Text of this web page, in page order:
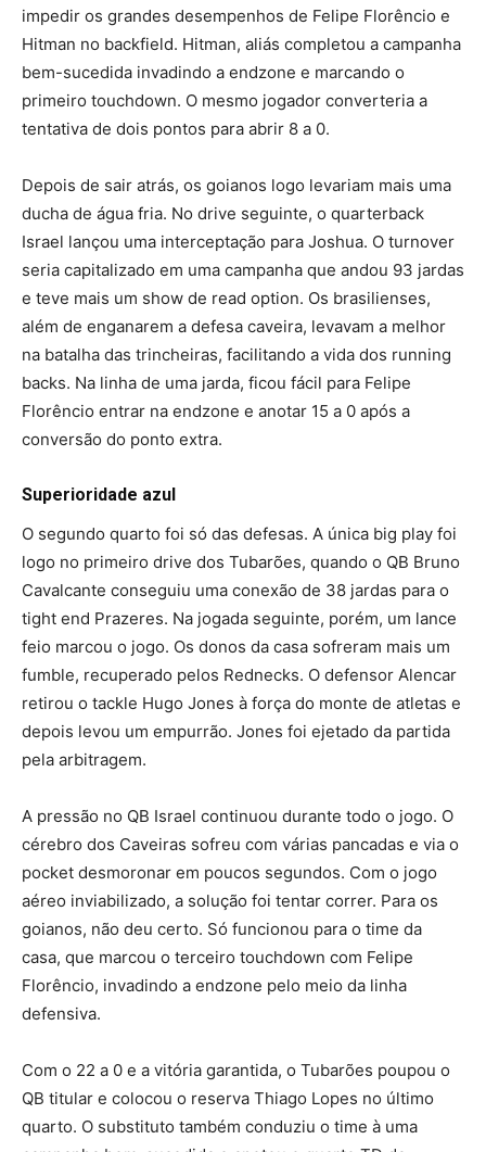
impedir os grandes desempenhos de Felipe Florêncio e
Hitman no backfield. Hitman, aliás completou a campanha
bem-sucedida invadindo a endzone e marcando o
primeiro touchdown. O mesmo jogador converteria a
tentativa de dois pontos para abrir 8 a 0.
Depois de sair atrás, os goianos logo levariam mais uma
ducha de água fria. No drive seguinte, o quarterback
Israel lançou uma interceptação para Joshua. O turnover
seria capitalizado em uma campanha que andou 93 jardas
e teve mais um show de read option. Os brasilienses,
além de enganarem a defesa caveira, levavam a melhor
na batalha das trincheiras, facilitando a vida dos running
backs. Na linha de uma jarda, ficou fácil para Felipe
Florêncio entrar na endzone e anotar 15 a 0 após a
conversão do ponto extra.
Superioridade azul
O segundo quarto foi só das defesas. A única big play foi
logo no primeiro drive dos Tubarões, quando o QB Bruno
Cavalcante conseguiu uma conexão de 38 jardas para o
tight end Prazeres. Na jogada seguinte, porém, um lance
feio marcou o jogo. Os donos da casa sofreram mais um
fumble, recuperado pelos Rednecks. O defensor Alencar
retirou o tackle Hugo Jones à força do monte de atletas e
depois levou um empurrão. Jones foi ejetado da partida
pela arbitragem.
A pressão no QB Israel continuou durante todo o jogo. O
cérebro dos Caveiras sofreu com várias pancadas e via o
pocket desmoronar em poucos segundos. Com o jogo
aéreo inviabilizado, a solução foi tentar correr. Para os
goianos, não deu certo. Só funcionou para o time da
casa, que marcou o terceiro touchdown com Felipe
Florêncio, invadindo a endzone pelo meio da linha
defensiva.
Com o 22 a 0 e a vitória garantida, o Tubarões poupou o
QB titular e colocou o reserva Thiago Lopes no último
quarto. O substituto também conduziu o time à uma